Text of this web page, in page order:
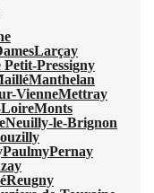
Larçay
Petit-Pressigny
Manthelan
VienneMettray
Monts
Neuilly-le-Brignon
PaulmyPernay
Reugny